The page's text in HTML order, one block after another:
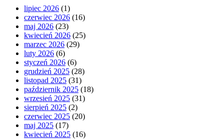
lipiec 2026 (1)
czerwiec 2026 (16)
maj 2026 (23)
kwiecień 2026 (25)
marzec 2026 (29)
luty 2026 (6)
styczeń 2026 (6)
grudzień 2025 (28)
listopad 2025 (31)
październik 2025 (18)
wrzesień 2025 (31)
sierpień 2025 (2)
czerwiec 2025 (20)
maj 2025 (17)
kwiecień 2025 (16)